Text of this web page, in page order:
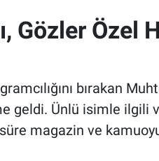
Gözler Özel
bırakan
geldi. Ünlü isimle ilgili
magazin ve